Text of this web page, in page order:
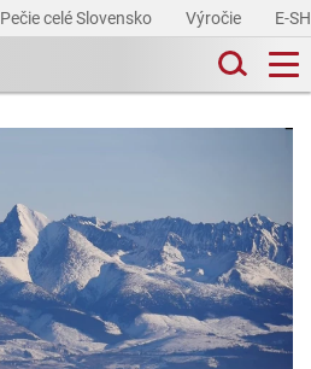
Pečie celé Slovensko Výročie E-